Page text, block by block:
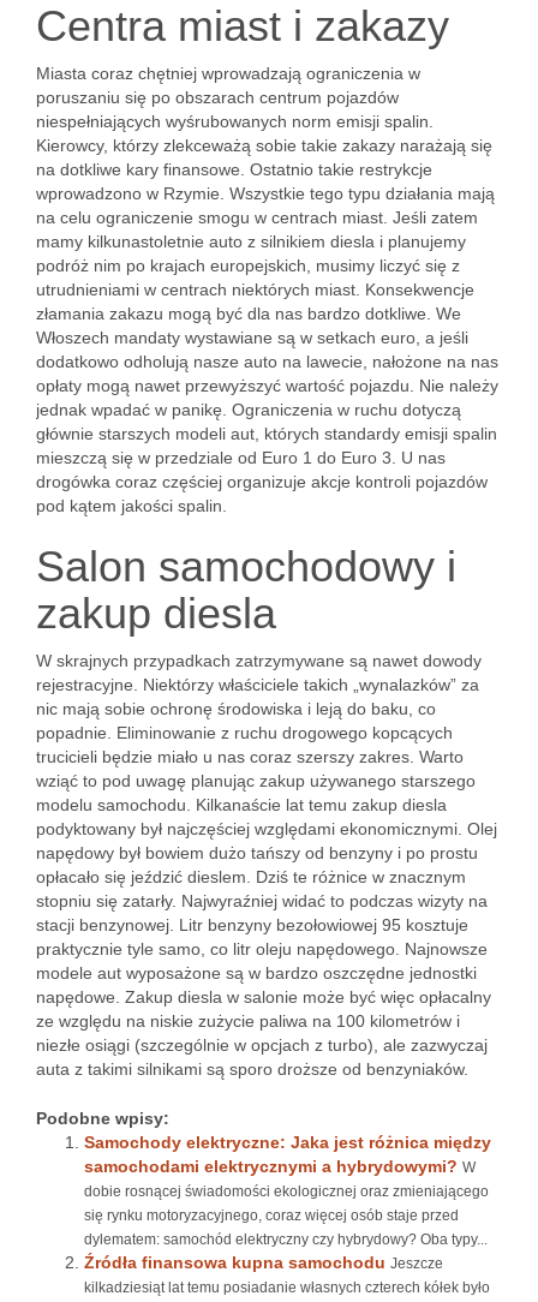
Centra miast i zakazy
Miasta coraz chętniej wprowadzają ograniczenia w
poruszaniu się po obszarach centrum pojazdów
niespełniających wyśrubowanych norm emisji spalin.
Kierowcy, którzy zlekceważą sobie takie zakazy narażają się
na dotkliwe kary finansowe. Ostatnio takie restrykcje
wprowadzono w Rzymie. Wszystkie tego typu działania mają
na celu ograniczenie smogu w centrach miast. Jeśli zatem
mamy kilkunastoletnie auto z silnikiem diesla i planujemy
podróż nim po krajach europejskich, musimy liczyć się z
utrudnieniami w centrach niektórych miast. Konsekwencje
złamania zakazu mogą być dla nas bardzo dotkliwe. We
Włoszech mandaty wystawiane są w setkach euro, a jeśli
dodatkowo odholują nasze auto na lawecie, nałożone na nas
opłaty mogą nawet przewyższyć wartość pojazdu. Nie należy
jednak wpadać w panikę. Ograniczenia w ruchu dotyczą
głównie starszych modeli aut, których standardy emisji spalin
mieszczą się w przedziale od Euro 1 do Euro 3. U nas
drogówka coraz częściej organizuje akcje kontroli pojazdów
pod kątem jakości spalin.
Salon samochodowy i
zakup diesla
W skrajnych przypadkach zatrzymywane są nawet dowody
rejestracyjne. Niektórzy właściciele takich „wynalazków” za
nic mają sobie ochronę środowiska i leją do baku, co
popadnie. Eliminowanie z ruchu drogowego kopcących
trucicieli będzie miało u nas coraz szerszy zakres. Warto
wziąć to pod uwagę planując zakup używanego starszego
modelu samochodu. Kilkanaście lat temu zakup diesla
podyktowany był najczęściej względami ekonomicznymi. Olej
napędowy był bowiem dużo tańszy od benzyny i po prostu
opłacało się jeździć dieslem. Dziś te różnice w znacznym
stopniu się zatarły. Najwyraźniej widać to podczas wizyty na
stacji benzynowej. Litr benzyny bezołowiowej 95 kosztuje
praktycznie tyle samo, co litr oleju napędowego. Najnowsze
modele aut wyposażone są w bardzo oszczędne jednostki
napędowe. Zakup diesla w salonie może być więc opłacalny
ze względu na niskie zużycie paliwa na 100 kilometrów i
niezłe osiągi (szczególnie w opcjach z turbo), ale zazwyczaj
auta z takimi silnikami są sporo droższe od benzyniaków.
Podobne wpisy:
Samochody elektryczne: Jaka jest różnica między
samochodami elektrycznymi a hybrydowymi? W
dobie rosnącej świadomości ekologicznej oraz zmieniającego
się rynku motoryzacyjnego, coraz więcej osób staje przed
dylematem: samochód elektryczny czy hybrydowy? Oba typy...
Źródła finansowa kupna samochodu Jeszcze
kilkadziesiąt lat temu posiadanie własnych czterech kółek było